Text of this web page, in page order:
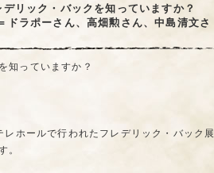
リック・バックを知っていますか？
ドラポーさん、高畑勲さん、中島清文さ
知っていますか？
ホールで行われたフレデリック・バック展
。